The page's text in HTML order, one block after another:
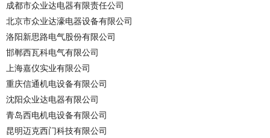
成都市众业达电器有限责任公司
北京市众业达濠电器设备有限公司
洛阳新思路电气股份有限公司
邯郸西瓦科电气有限公司
上海嘉仪实业有限公司
重庆信通机电设备有限公司
沈阳众业达电器有限公司
青岛西电机电设备有限公司
昆明迈克西门科技有限公司